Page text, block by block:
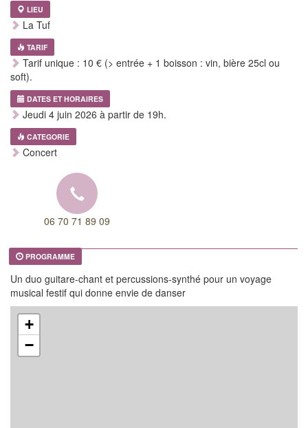
LIEU
La Tuf
TARIF
Tarif unique : 10 € (> entrée + 1 boisson : vin, bière 25cl ou
soft).
DATES ET HORAIRES
Jeudi 4 juin 2026 à partir de 19h.
CATEGORIE
Concert
06 70 71 89 09
PROGRAMME
Un duo guitare-chant et percussions-synthé pour un voyage
musical festif qui donne envie de danser
+
−